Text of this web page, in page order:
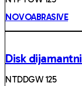
NOVOABRASIVE
Disk
NTDDGW 125